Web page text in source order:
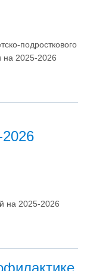
подросткового
на 2025-2026
на 2025-2026